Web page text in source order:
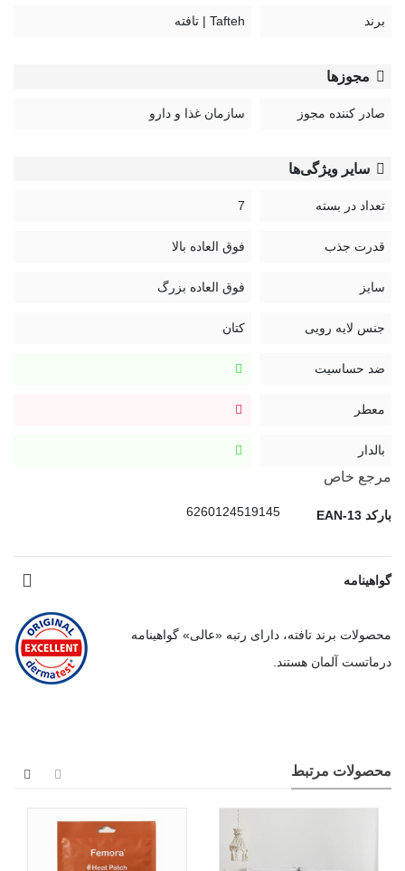
برند Tafteh | تافته
مجوزها
صادر کننده مجوز سازمان غذا و دارو
سایر ویژگی‌ها
تعداد در بسته 7
قدرت جذب فوق العاده بالا
سایز فوق العاده بزرگ
جنس لایه رویی کتان
ضد حساسیت
معطر
بالدار
مرجع خاص
بارکد EAN-13 6260124519145
گواهینامه
محصولات برند تافته، دارای رتبه «عالی» گواهینامه
درماتست آلمان هستند.
محصولات مرتبط